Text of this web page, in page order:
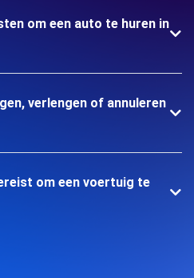
om een auto te huren in
verlengen of annuleren
om een voertuig te